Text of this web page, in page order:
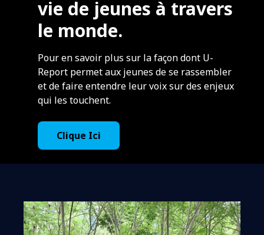
vie de jeunes à travers
le monde.
Pour en savoir plus sur la façon dont U-
Report permet aux jeunes de se rassembler
et de faire entendre leur voix sur des enjeux
qui les touchent.
Clique Ici